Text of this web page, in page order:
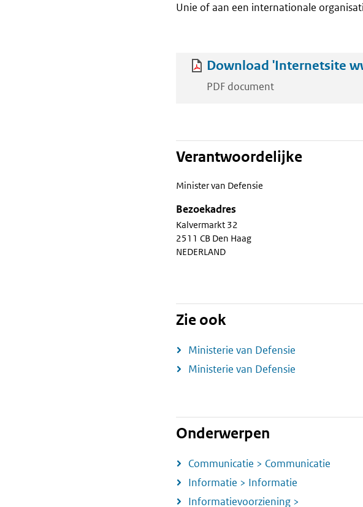
Unie of aan een internationale
Download 'Internetsite
PDF document
Verantwoordelijke
Minister van Defensie
Bezoekadres
Kalvermarkt 32
2511 CB Den Haag
NEDERLAND
Zie ook
Ministerie van Defensie
Ministerie van Defensie
Onderwerpen
Communicatie > Communicatie
Informatie > Informatie
Informatievoorziening >